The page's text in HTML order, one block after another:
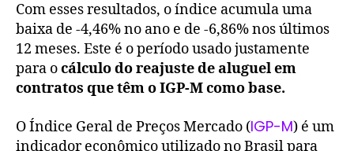
Com esses resultados, o índice acumula uma
baixa de -4,46% no ano e de -6,86% nos últimos
12 meses. Este é o período usado justamente
para ocálculo do reajuste de aluguel em
contratos que têm o IGP-M como base.
O Índice Geral de Preços Mercado (IGP-M) é um
indicador econômico utilizado no Brasil para